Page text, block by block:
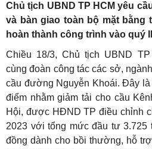
Chủ tịch UBND TP HCM yêu
và bàn giao toàn bộ mặt bằng
hoàn thành công trình vào quý
Chiều 18/3, Chủ tịch UBND
cùng đoàn công tác các sở,
cầu đường Nguyễn Khoái. Đây là
điểm nhằm giảm tải cho cầu
Hội, được HĐND TP điều chỉnh
2023 với tổng mức đầu tư 3.725
đồng dành cho bồi thường, hỗ